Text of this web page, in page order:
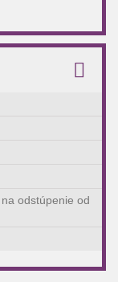
odstúpenie od